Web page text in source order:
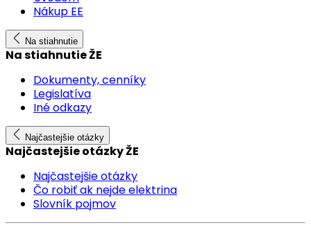
Nákup EE
Na stiahnutie
Na stiahnutie ŽE
Dokumenty, cenníky
Legislatíva
Iné odkazy
Najčastejšie otázky
Najčastejšie otázky ŽE
Najčastejšie otázky
Čo robiť ak nejde elektrina
Slovník pojmov